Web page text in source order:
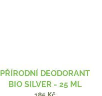
PŘÍRODNÍ DEODORANT
BIO SILVER - 25 ML